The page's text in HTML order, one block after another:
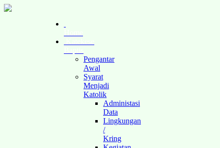
Pengantar
Awal
Syarat
Menjadi
Katolik
Administasi
Data
Lingkungan
/
Kring